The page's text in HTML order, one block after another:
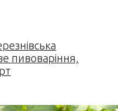
пивоваріння,